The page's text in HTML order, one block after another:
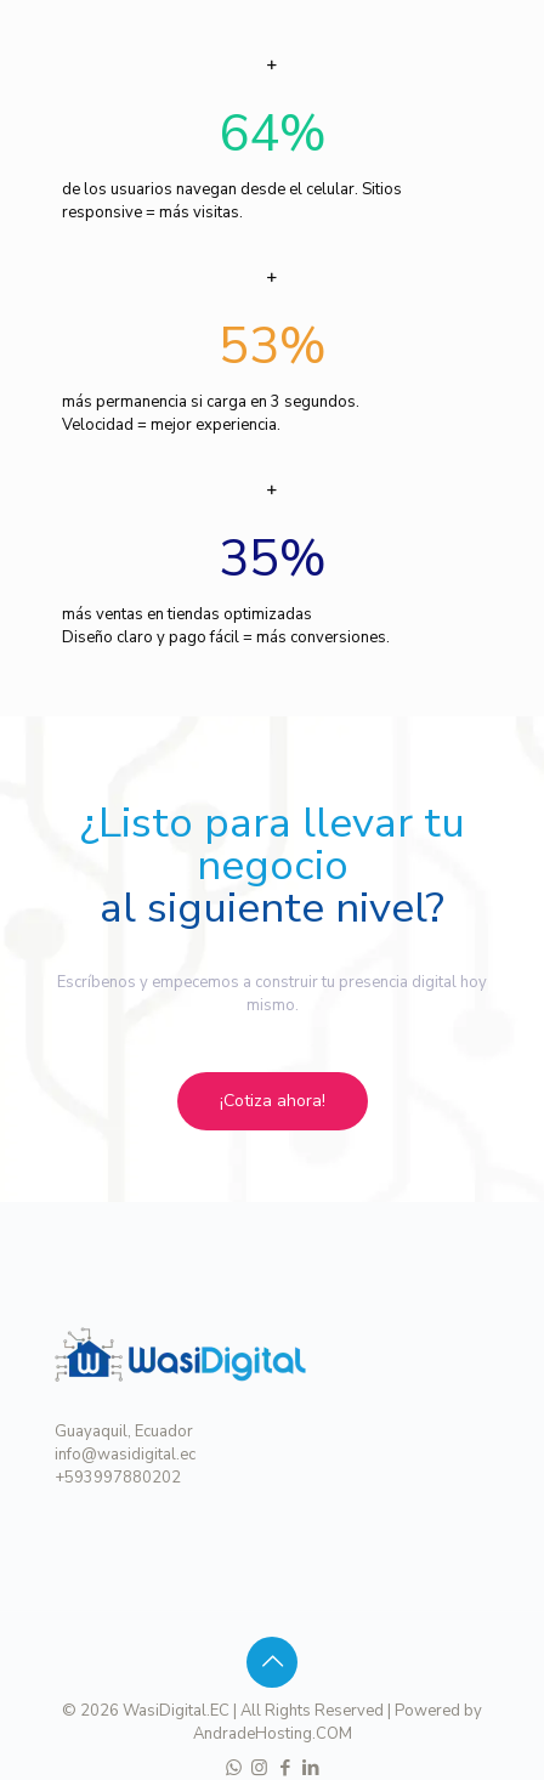
64%
de los usuarios navegan desde el celular. Sitios
responsive = más visitas.
53%
más permanencia si carga en 3 segundos.
Velocidad = mejor experiencia.
35%
más ventas en tiendas optimizadas
Diseño claro y pago fácil = más conversiones.
¿Listo para llevar tu
negocio
al siguiente nivel?
Escríbenos y empecemos a construir tu presencia digital hoy
mismo.
¡Cotiza ahora!
Guayaquil, Ecuador
info@wasidigital.ec
+593997880202
© 2026 WasiDigital.EC | All Rights Reserved | Powered by
AndradeHosting.COM